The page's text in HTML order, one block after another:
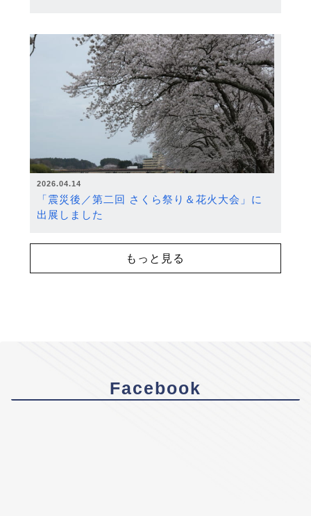
2026.04.14
「震災後／第二回 さくら祭り＆花火大会」に
出展しました
もっと見る
Facebook